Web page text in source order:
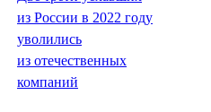
из России в 2022 году
уволились
из отечественных
компаний